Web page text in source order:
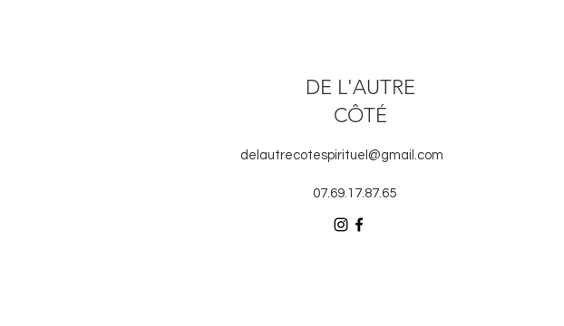
DE L'AUTRE
CÔTÉ
delautrecotespirituel@gmail.com
07.69.17.87.65